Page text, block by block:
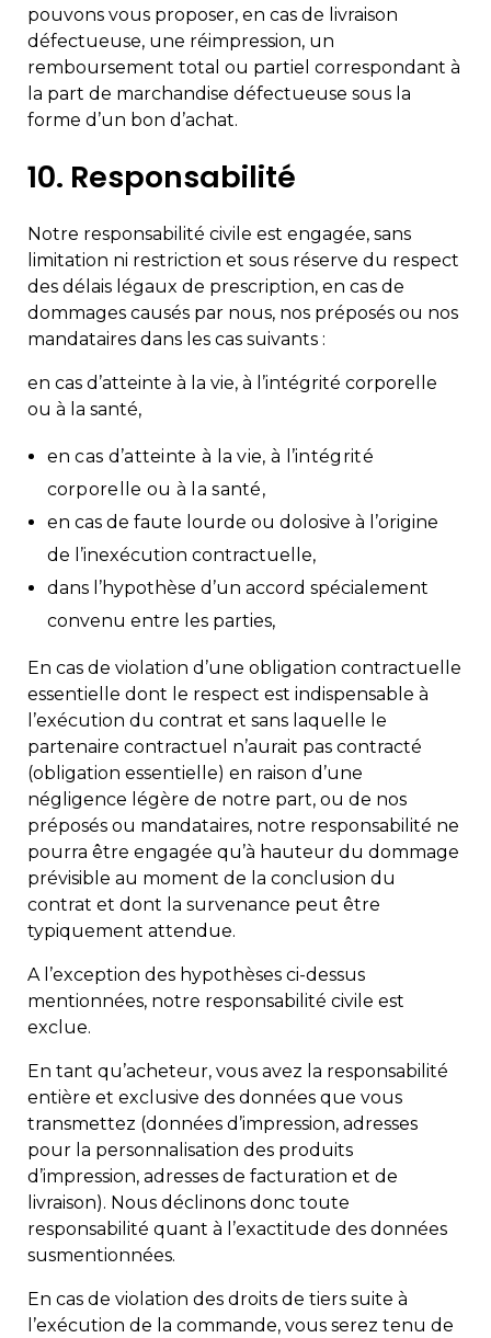
pouvons vous proposer, en cas de livraison
défectueuse, une réimpression, un
remboursement total ou partiel correspondant à
la part de marchandise défectueuse sous la
forme d’un bon d’achat.
10. Responsabilité
Notre responsabilité civile est engagée, sans
limitation ni restriction et sous réserve du respect
des délais légaux de prescription, en cas de
dommages causés par nous, nos préposés ou nos
mandataires dans les cas suivants :
en cas d’atteinte à la vie, à l’intégrité corporelle
ou à la santé,
en cas d’atteinte à la vie, à l’intégrité
corporelle ou à la santé,
en cas de faute lourde ou dolosive à l’origine
de l’inexécution contractuelle,
dans l’hypothèse d’un accord spécialement
convenu entre les parties,
En cas de violation d’une obligation contractuelle
essentielle dont le respect est indispensable à
l’exécution du contrat et sans laquelle le
partenaire contractuel n’aurait pas contracté
(obligation essentielle) en raison d’une
négligence légère de notre part, ou de nos
préposés ou mandataires, notre responsabilité ne
pourra être engagée qu’à hauteur du dommage
prévisible au moment de la conclusion du
contrat et dont la survenance peut être
typiquement attendue.
A l’exception des hypothèses ci-dessus
mentionnées, notre responsabilité civile est
exclue.
En tant qu’acheteur, vous avez la responsabilité
entière et exclusive des données que vous
transmettez (données d’impression, adresses
pour la personnalisation des produits
d’impression, adresses de facturation et de
livraison). Nous déclinons donc toute
responsabilité quant à l’exactitude des données
susmentionnées.
En cas de violation des droits de tiers suite à
l’exécution de la commande, vous serez tenu de